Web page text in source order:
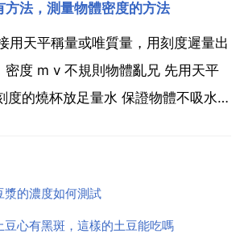
3。加水 或高湯 蓋過肉，加生抽，
一起燒開，然紅將火關小蓋蓋子燒。
方法，測量物體密度的方法
用天平稱量或唯質量，用刻度遲量出
密度 m v 不規則物體亂兄 先用天平
度的燒杯放足量水 保證物體不吸水
再利用密度 m v 測量物質的密度由
漿的濃度如何測試
豆心有黑斑，這樣的土豆能吃嗎